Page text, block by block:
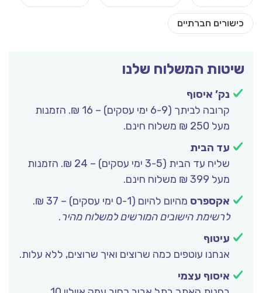
המשלוח שלנו
נק’ איסוף
קרובה לביתך (6-9 ימי עסקים) – 16 ₪. הזמנות
מעל 250 ₪ משלוח חינם.
עד הבית
שליח עד הבית (3-5 ימי עסקים) – 24 ₪. הזמנות
מעל 399 ₪ משלוח חינם.
אקספרסמהיום להיום (0-1 ימי עסקים) – 37 ₪.
לרשימת הישובים המורשים למשלוח מהיר.
עיטוף
אנחנו עוטפים כמה שרוצים ואיך שרוצים, ללא עלות.
איסוף עצמי